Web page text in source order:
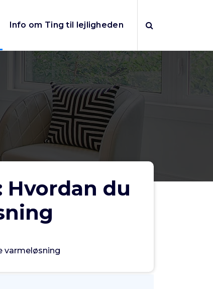
Info om Ting til lejligheden
du
varmeløsning